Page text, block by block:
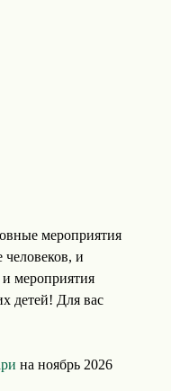
мероприятия
и
мероприятия
детей! Для вас
на ноябрь 2026